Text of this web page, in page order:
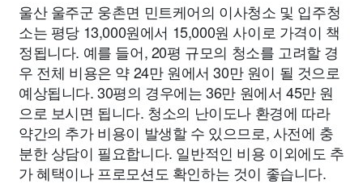
울산 울주군 웅촌면 민트케어의 이사청소 및 입주청
소는 평당 13,000원에서 15,000원 사이로 가격이 책
정됩니다. 예를 들어, 20평 규모의 청소를 고려할 경
우 전체 비용은 약 24만 원에서 30만 원이 될 것으로
예상됩니다. 30평의 경우에는 36만 원에서 45만 원
으로 보시면 됩니다. 청소의 난이도나 환경에 따라
약간의 추가 비용이 발생할 수 있으므로, 사전에 충
분한 상담이 필요합니다. 일반적인 비용 이외에도 추
가 혜택이나 프로모션도 확인하는 것이 좋습니다.